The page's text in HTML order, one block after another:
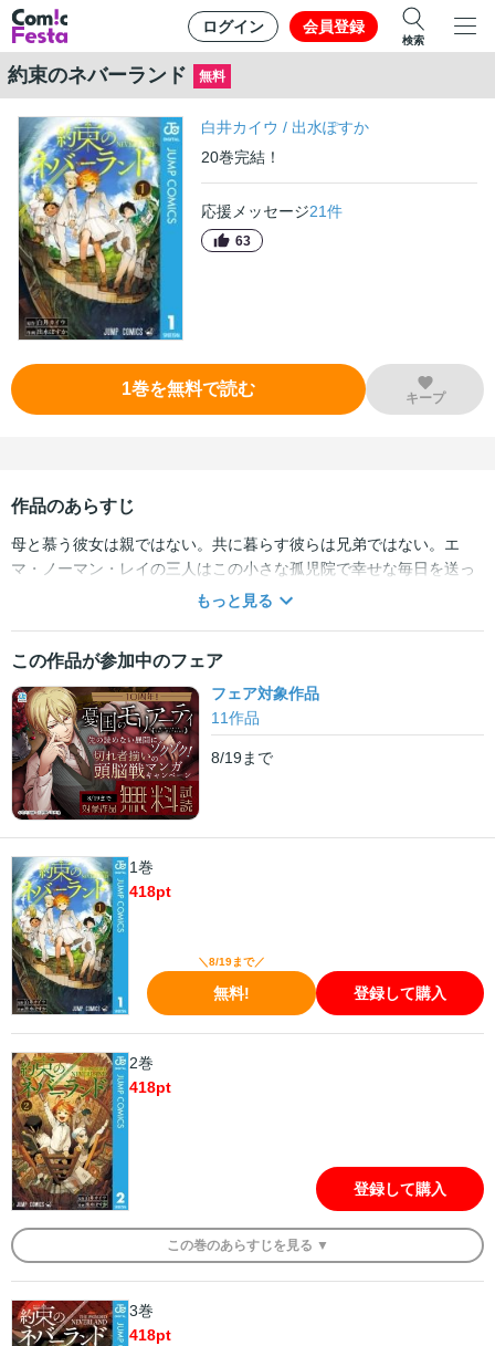
ログイン 会員登録
検索
約束のネバーランド 無料
白井カイウ / 出水ぽすか
20巻完結！
応援メッセージ21件
63
1巻を無料で読む キープ
作品のあらすじ
母と慕う彼女は親ではない。共に暮らす彼らは兄弟ではない。エ
マ・ノーマン・レイの三人はこの小さな孤児院で幸せな毎日を送っ
ていた。しかし、彼らの日常はある日突然終わりを告げた。真実を
もっと見る
この作品が参加中のフェア
フェア対象作品
11作品
8/19まで
1巻
418pt
＼8/19まで／
無料! 登録して購入
2巻
418pt
登録して購入
この巻のあらすじを 見る ▼
3巻
418pt